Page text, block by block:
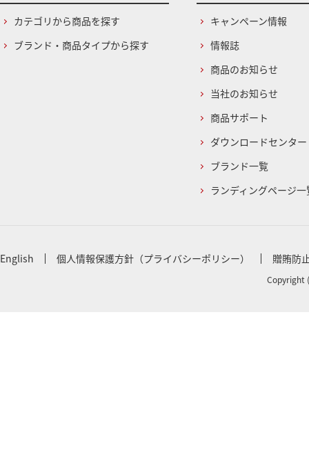
カテゴリから商品を探す
ブランド・商品タイプから探す
キャンペーン情報
情報誌
商品のお知らせ
当社のお知らせ
商品サポート
ダウンロードセンター
ブランド一覧
ランディングページ一
English 個人情報保護方針（プライバシーポリシー） 贈賄防
Copyright